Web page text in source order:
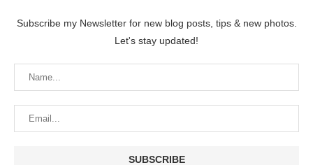
Subscribe my Newsletter for new blog posts, tips & new photos.
Let's stay updated!